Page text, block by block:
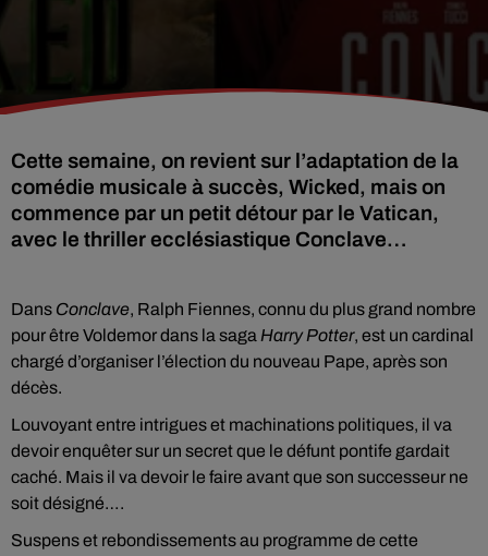
Cette semaine, on revient sur l’adaptation de la
comédie musicale à succès, Wicked, mais on
commence par un petit détour par le Vatican,
avec le thriller ecclésiastique Conclave…
Dans Conclave, Ralph Fiennes, connu du plus grand nombre
pour être Voldemor dans la saga Harry Potter, est un cardinal
chargé d’organiser l’élection du nouveau Pape, après son
décès.
Louvoyant entre intrigues et machinations politiques, il va
devoir enquêter sur un secret que le défunt pontife gardait
caché. Mais il va devoir le faire avant que son successeur ne
soit désigné….
Suspens et rebondissements au programme de cette